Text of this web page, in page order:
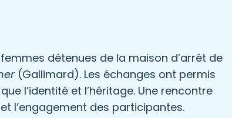
détenues de la maison d’arrêt de
(Gallimard). Les échanges ont permis
l’identité et l’héritage. Une rencontre
l’engagement des participantes.